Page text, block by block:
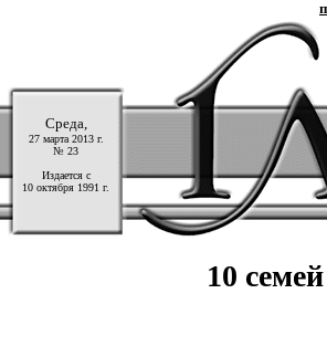
Среда,
27 марта 2013 г.
№ 23
Издается с
10 октября 1991 г.
10